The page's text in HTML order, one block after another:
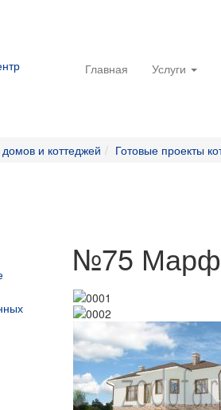
Главная Услуги
и коттеджей Готовые проекты
№75